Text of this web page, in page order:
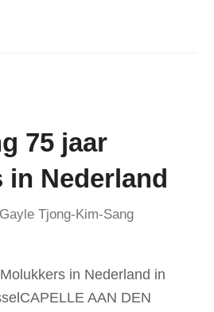
75 jaar
in Nederland
Gayle Tjong-Kim-Sang
in Nederland in
AAN DEN